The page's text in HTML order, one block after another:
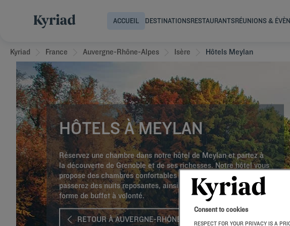
ACCUEIL DESTINATIONSRESTAURANTSRÉUNIONS &
Kyriad France Auvergne-Rhône-Alpes Isère Hôtels Meylan
HÔTELS À MEYLAN
Réservez une chambre dans notre hôtel de Meylan et partez à
la découverte de Grenoble et de ses richesses. Notre hôtel vous
propose des chambres confortables dans lesquelles vous
passerez des nuits reposantes, ainsi qu’un petit déjeuner sous
forme de buffet à volonté.
RETOUR À AUVERGNE-RHÔNE-ALPES
Consent to cookies
RESPECT FOR YOUR PRIVACY IS A